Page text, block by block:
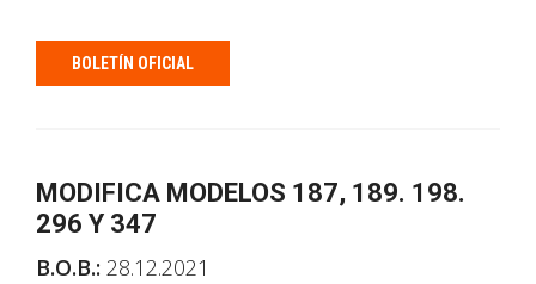
BOLETÍN OFICIAL
MODIFICA MODELOS 187, 189. 198.
296 Y 347
B.O.B.: 28.12.2021